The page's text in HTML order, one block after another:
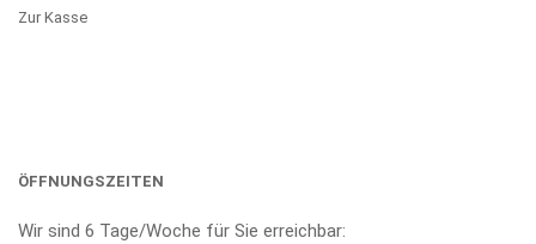
Zur Kasse
ÖFFNUNGSZEITEN
Wir sind 6 Tage/Woche für Sie erreichbar: